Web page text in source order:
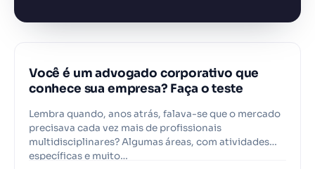
Você é um advogado corporativo que
conhece sua empresa? Faça o teste
Lembra quando, anos atrás, falava-se que o mercado
precisava cada vez mais de profissionais
multidisciplinares? Algumas áreas, com atividades
específicas e muito…